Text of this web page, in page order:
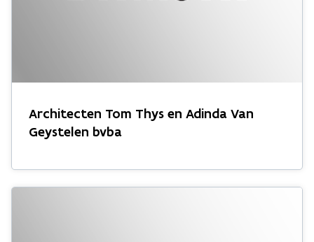
Architecten Tom Thys en Adinda Van
Geystelen bvba